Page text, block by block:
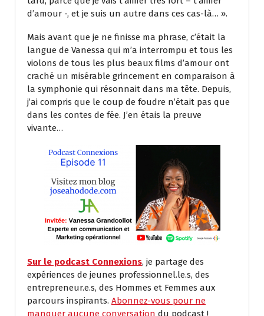
d’amour -, et je suis un autre dans ces cas-là… ».
Mais avant que je ne finisse ma phrase, c’était la
langue de Vanessa qui m’a interrompu et tous les
violons de tous les plus beaux films d’amour ont
craché un misérable grincement en comparaison à
la symphonie qui résonnait dans ma tête. Depuis,
j’ai compris que le coup de foudre n’était pas que
dans les contes de fée. J’en étais la preuve
vivante…
Sur le podcast Connexions, je partage des
expériences de jeunes professionnel.le.s, des
entrepreneur.e.s, des Hommes et Femmes aux
parcours inspirants. Abonnez-vous pour ne